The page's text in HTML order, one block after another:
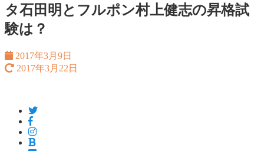
タ石田明とフルポン村上健志の昇格試
験は？
2017年3月9日
2017年3月22日